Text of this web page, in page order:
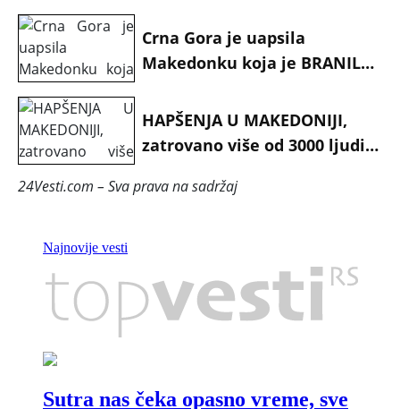
Crna Gora je uapsila
Makedonku koja je BRANILA
RASPARČENO OD
ŠARPLANCA?!
HAPŠENJA U MAKEDONIJI,
zatrovano više od 3000 ljudi,
PRONAĐENE U DVA UZORKA
24Vesti.com – Sva prava na sadržaj